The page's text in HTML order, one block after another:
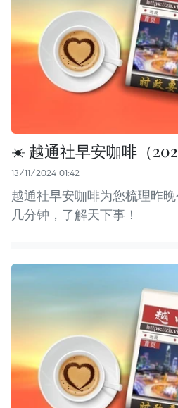
☀️ 越通社早安咖啡（
13/11/2024 01:42
越通社早安咖啡为您梳理昨
几分钟，了解天下事！